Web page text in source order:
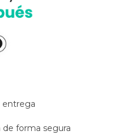
entrega
de forma segura